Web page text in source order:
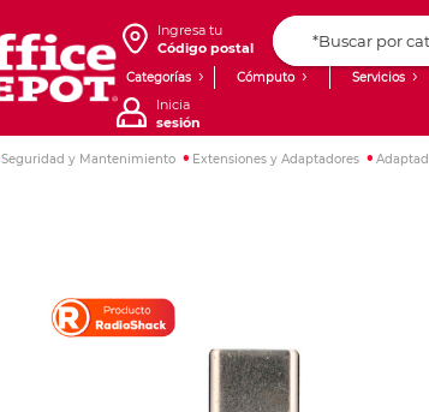
Ingresa tu
Código postal
Categorías Cómputo Servicios
Venta
Inicia
sesión
Seguridad y Mantenimiento Extensiones y Adaptadores